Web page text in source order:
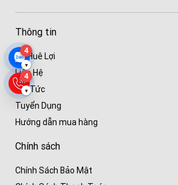
4
▾
4
▾
Thông tin
Về Huê Lợi
Liên Hệ
Tin Tức
Tuyển Dụng
Hướng dẫn mua hàng
Chính sách
Chính Sách Bảo Mật